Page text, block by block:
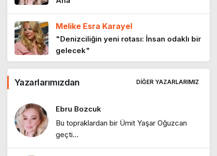
“Kadının Bedeni Suç Değil, Yaşamdır”
11 ay önce
Sınırların ötesinde bir ülke
Melike Esra Karayel
"Denizciliğin yeni rotası: İnsan odaklı bir
gelecek"
Ebru Bozcuk
"Bir sabah ilüzyonu…"
Yazarlarımızdan DIĞER YAZARLARIMIZ
Ebru Bozcuk
Bu topraklardan bir Ümit Yaşar Oğuzcan
geçti…